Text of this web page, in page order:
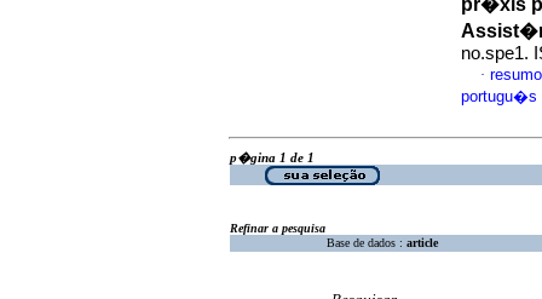
pr�xis
no.spe1.
·
portugu�s
p�gina 1 de 1
Refinar a pesquisa
Base de dados : article